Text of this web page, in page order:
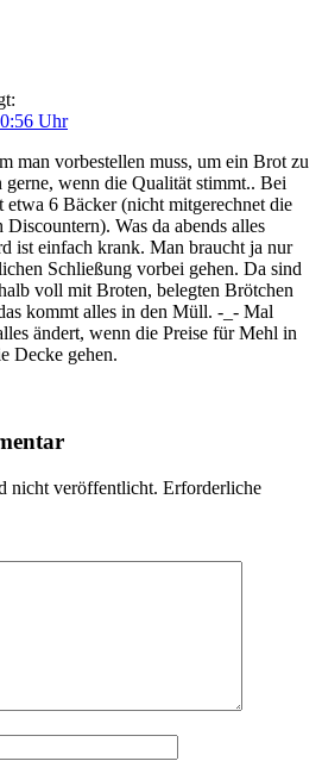
Uhr
man vorbestellen muss, um ein Brot zu
gerne, wenn die Qualität stimmt.. Bei
etwa 6 Bäcker (nicht mitgerechnet die
Was da abends alles
ist einfach krank. Man braucht ja nur
Schließung vorbei gehen. Da sind
voll mit Broten, belegten Brötchen
kommt alles in den Müll. -_- Mal
ändert, wenn die Preise für Mehl in
Decke gehen.
nicht veröffentlicht. Erforderliche